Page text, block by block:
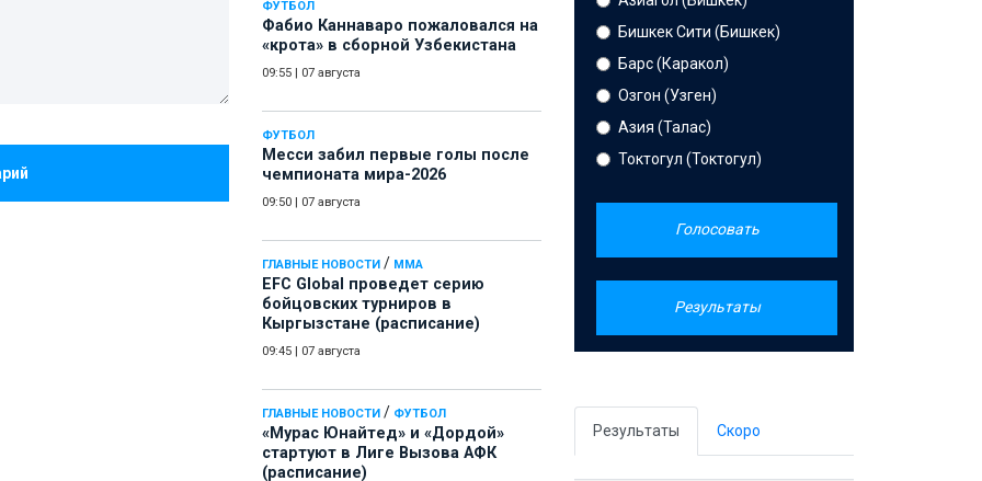
ФУТБОЛ
Фабио Каннаваро пожаловался на
«крота» в сборной Узбекистана
09:55 07 августа
ФУТБОЛ
Месси забил первые голы после
чемпионата мира-2026
09:50 07 августа
ГЛАВНЫЕ НОВОСТИ / ММА
EFC Global проведет серию
бойцовских турниров в
Кыргызстане (расписание)
09:45 07 августа
ГЛАВНЫЕ НОВОСТИ / ФУТБОЛ
«Мурас Юнайтед» и «Дордой»
стартуют в Лиге Вызова АФК
(расписание)
Бишкек Сити (Бишкек)
Барс (Каракол)
Озгон (Узген)
Азия (Талас)
Токтогул (Токтогул)
Голосовать
Результаты
Результаты Скоро